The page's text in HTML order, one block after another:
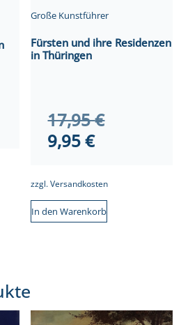
Große Kunstführer
Fürsten und ihre Residenzen
in Thüringen
17,95€
17,95 €
9,95€Aktueller
ist:
9,95 €.
zzgl.Versandkosten
In den Warenkorb